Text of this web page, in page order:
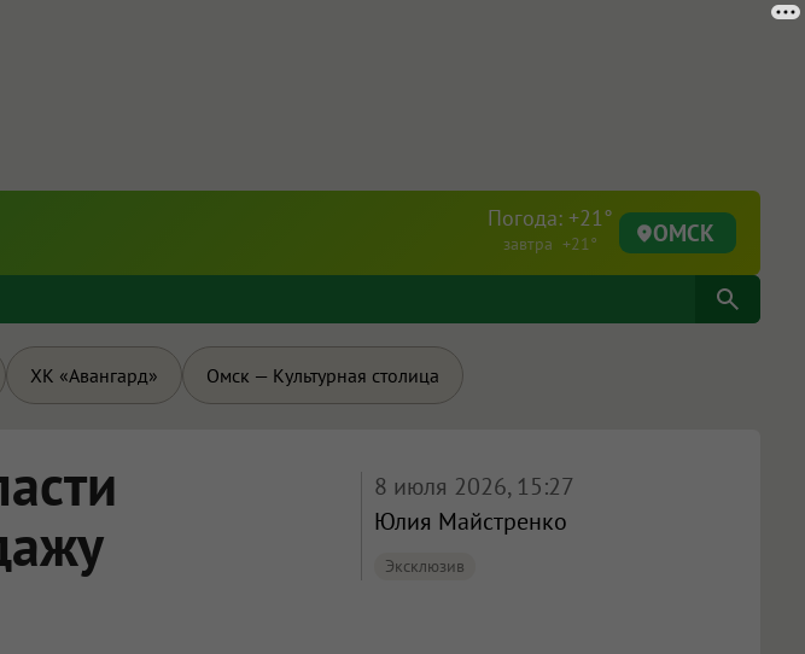
Погода: +21°
завтра +21° ОМСК
ХК «Авангард» Омск — Культурная столица
8 июля 2026, 15:27
Юлия Майстренко
Эксклюзив